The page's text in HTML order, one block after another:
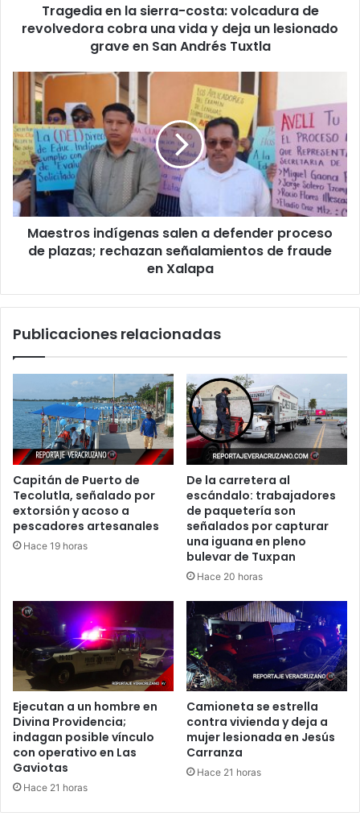
vida
lesionado
grave
en
San
Andrés
Tuxtla
Tragedia en la sierra-costa: volcadura de
revolvedora cobra una vida y deja un lesionado
grave en San Andrés Tuxtla
Maestros
indígenas
salen
a
defender
proceso
de
plazas;
rechazan
señalamientos
Xalapa
Maestros indígenas salen a defender proceso
de plazas; rechazan señalamientos de fraude
en Xalapa
Publicaciones relacionadas
Capitán de Puerto de
Tecolutla, señalado por
extorsión y acoso a
pescadores artesanales
Hace 19 horas
De la carretera al
escándalo: trabajadores
de paquetería son
señalados por capturar
una iguana en pleno
bulevar de Tuxpan
Hace 20 horas
Ejecutan a un hombre en
Divina Providencia;
indagan posible vínculo
con operativo en Las
Gaviotas
Hace 21 horas
Camioneta se estrella
contra vivienda y deja a
mujer lesionada en Jesús
Carranza
Hace 21 horas